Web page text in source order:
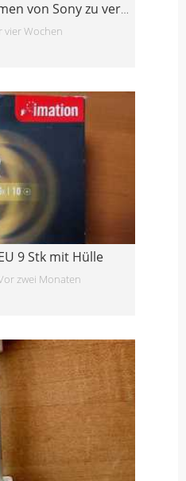
Digitaler Bilderrahmen von Sony zu verschenken
vier Wochen
9 Stk mit Hülle
zwei Monaten